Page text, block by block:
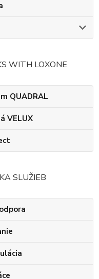
WITH LOXONE
QUADRAL
VELUX
SLUŽIEB